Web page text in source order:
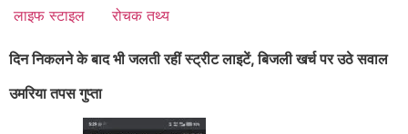
लाइफ स्टाइल
रोचक तथ्य
दिन निकलने के बाद भी जलती रहीं स्ट्रीट लाइटें, बिजली खर्च पर उठे सवाल
उमरिया तपस गुप्ता